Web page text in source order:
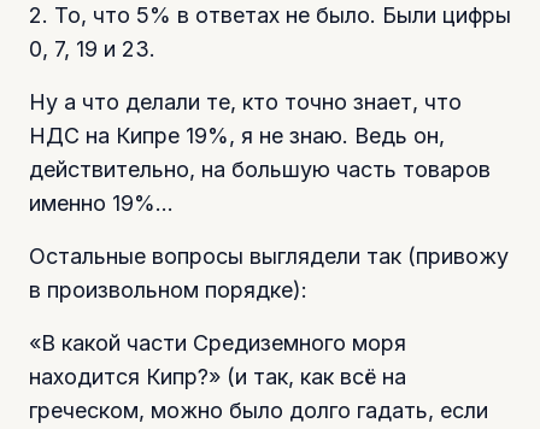
2. То, что 5% в ответах не было. Были цифры
0, 7, 19 и 23.
Ну а что делали те, кто точно знает, что
НДС на Кипре 19%, я не знаю. Ведь он,
действительно, на большую часть товаров
именно 19%…
Остальные вопросы выглядели так (привожу
в произвольном порядке):
«В какой части Средиземного моря
находится Кипр?» (и так, как всё на
греческом, можно было долго гадать, если